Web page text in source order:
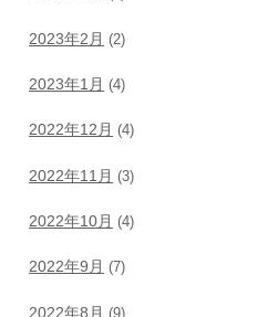
2023年2月 (2)
2023年1月 (4)
2022年12月 (4)
2022年11月 (3)
2022年10月 (4)
2022年9月 (7)
2022年8月 (9)